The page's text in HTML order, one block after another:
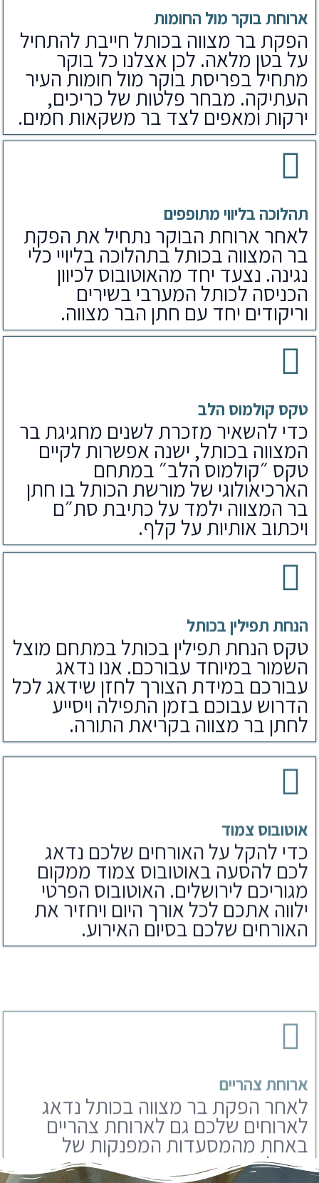
ארוחת בוקר מול החומות
הפקת בר מצווה בכותל חייבת להתחיל
על בטן מלאה. לכן אצלנו כל בוקר
מתחיל בפריסת בוקר מול חומות העיר
העתיקה. מבחר פלטות של כריכים,
ירקות ומאפים לצד בר משקאות חמים.
תהלוכה בליווי מתופפים
לאחר ארוחת הבוקר נתחיל את הפקת
בר המצווה בכותל בתהלוכה בליויי כלי
נגינה. נצעד יחד מהאוטובוס לכיוון
הכניסה לכותל המערבי בשירים
וריקודים יחד עם חתן הבר מצווה.
טקס קולמוס הלב
כדי להשאיר מזכרת לשנים מחגיגת בר
המצווה בכותל, ישנה אפשרות לקיים
טקס ״קולמוס הלב״ במתחם
הארכיאולוגי של מורשת הכותל בו חתן
בר המצווה ילמד על כתיבת סת״ם
ויכתוב אותיות על קלף.
הנחת תפילין בכותל
טקס הנחת תפילין בכותל במתחם מוצל
השמור במיוחד עבורכם. אנו נדאג
עבורכם במידת הצורך לחזן שידאג לכל
הדרוש עבוכם בזמן התפילה ויסייע
לחתן בר מצווה בקריאת התורה.
כדי להקל על האורחים שלכם נדאג
לכם להסעה באוטובוס צמוד ממקום
מגוריכם לירושלים. האוטובוס הפרטי
ילווה אתכם לכל אורך היום ויחזיר את
האורחים שלכם בסיום האירוע.
ארוחת צהריים
לארוחים שלכם גם לארוחת צהריים
באחת מהמסעדות המפנקות של
ירושלים. אנו עובדים עם מבחר
מסעדות שתוכלו לבחור מבניהם.